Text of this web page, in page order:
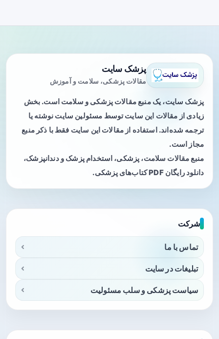
پزشک سایت
مقالات پزشکی، سلامت و آموزش
پزشک سایت، یک منبع مقالات پزشکی و سلامت است. بخش
زیادی از مقالات این سایت توسط مسئولین سایت نوشته یا
ترجمه شده‌اند. استفاده از مقالات این سایت فقط با ذکر منبع
مجاز است.
منبع مقالات سلامت، پزشکی، استخدام پزشک و دندانپزشک،
دانلود رایگان PDF کتاب‌های پزشکی.
شرکت
تماس با ما
تبلیغات در سایت
سیاست پزشکی و سلب مسئولیت